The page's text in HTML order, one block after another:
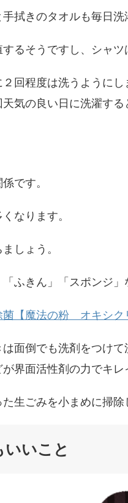
拭きのタオルも毎日洗
るそうですし、シャ
回程度は洗うようにし
気の良い日に洗濯する
です。
なります。
しょう。
ふきん」「スポンジ」
菌【魔法の粉 オキシク
面倒でも洗剤をつけて
界面活性剤の力でキレ
生ごみを小まめに掃除
いいこと